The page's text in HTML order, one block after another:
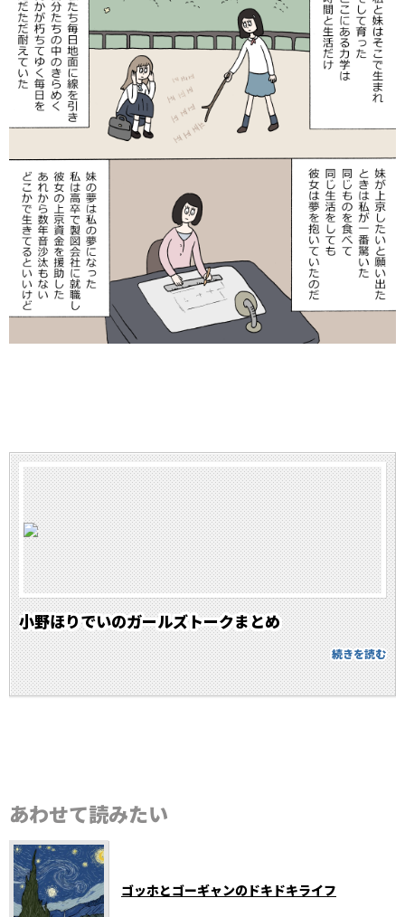
小野ほりでいのガールズトークまとめ
続きを読む
あわせて読みたい
ゴッホとゴーギャンのドキドキライフ